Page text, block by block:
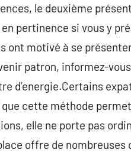
le deuxième
pertinence si vous y
ont motivé à se
patron, informez-
d’energie.Certains
cette méthode
elle ne porte pas
offre de